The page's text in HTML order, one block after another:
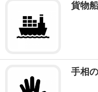
貨物
手相